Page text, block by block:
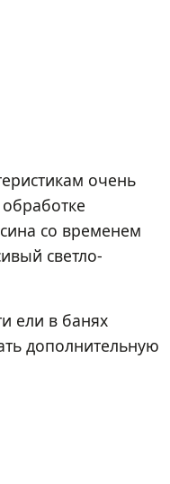
очень
со временем
светло-
ели в банях
дополнительную